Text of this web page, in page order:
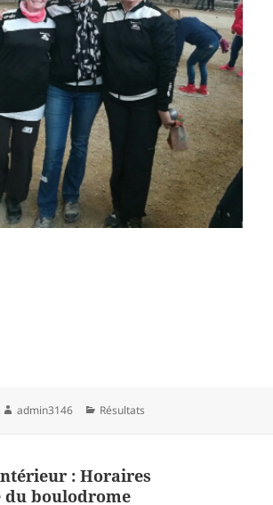
Auteur
admin3146 Catégories
Résultats
: Horaires
du boulodrome